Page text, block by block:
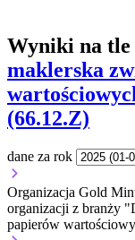
Wyniki na
maklerska
(66.12.Z)
dane za rok
Organizacja Gold
organizacji z branży
papierów